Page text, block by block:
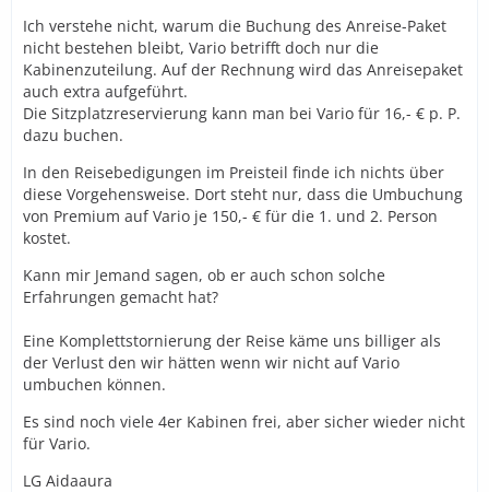
Ich verstehe nicht, warum die Buchung des Anreise-Paket
nicht bestehen bleibt, Vario betrifft doch nur die
Kabinenzuteilung. Auf der Rechnung wird das Anreisepaket
auch extra aufgeführt.
Die Sitzplatzreservierung kann man bei Vario für 16,- € p. P.
dazu buchen.
In den Reisebedigungen im Preisteil finde ich nichts über
diese Vorgehensweise. Dort steht nur, dass die Umbuchung
von Premium auf Vario je 150,- € für die 1. und 2. Person
kostet.
Kann mir Jemand sagen, ob er auch schon solche
Erfahrungen gemacht hat?
Eine Komplettstornierung der Reise käme uns billiger als
der Verlust den wir hätten wenn wir nicht auf Vario
umbuchen können.
Es sind noch viele 4er Kabinen frei, aber sicher wieder nicht
für Vario.
LG Aidaaura